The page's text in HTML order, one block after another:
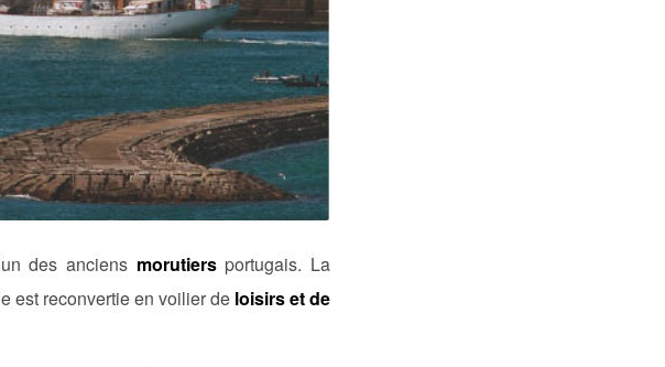
des anciens morutiersportugais. La
est reconvertie en voilier de loisirs et de